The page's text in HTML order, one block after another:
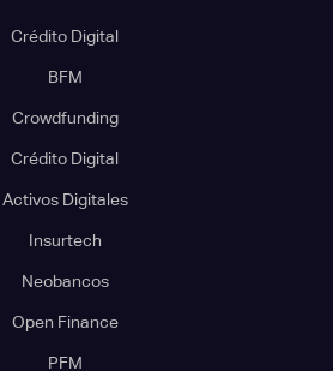
Crédito Digital
BFM
Crowdfunding
Crédito Digital
Activos Digitales
Insurtech
Neobancos
Open Finance
PFM